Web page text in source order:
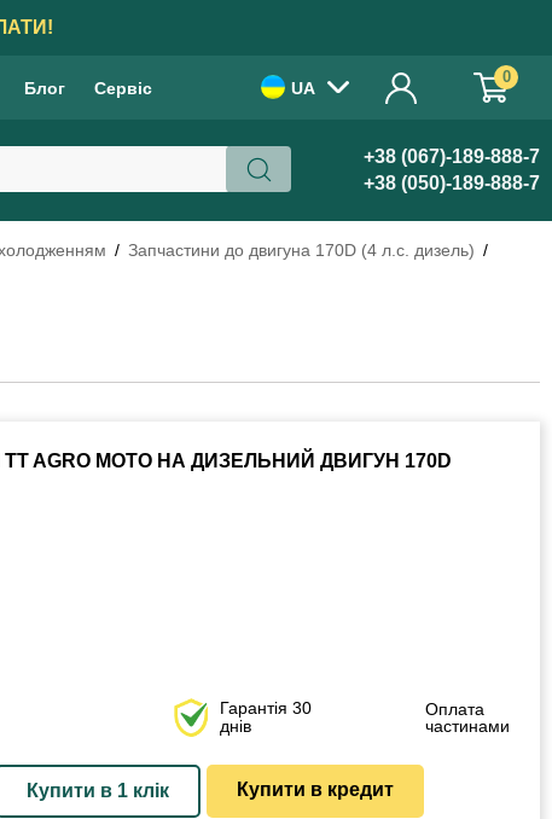
Блог Сервіс UA
0
+38 (067)-189-888-7
+38 (050)-189-888-7
Запчастини до двигуна 170D (4 л.с. дизель)
AGRO MOTO НА ДИЗЕЛЬНИЙ ДВИГУН 170D
Гарантія 30
днів
Оплата
частинами
Купити в 1 клік Купити в кредит